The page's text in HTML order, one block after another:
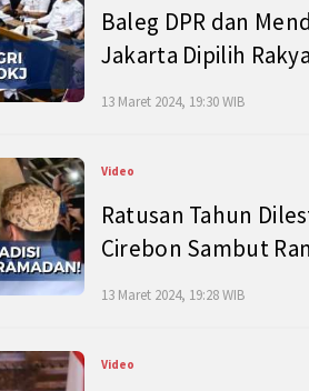
Baleg DPR dan
Jakarta Dipilih
13 Maret 2024, 19:30 WIB
Video
Ratusan Tahun
Cirebon Sambut
13 Maret 2024, 19:28 WIB
Video